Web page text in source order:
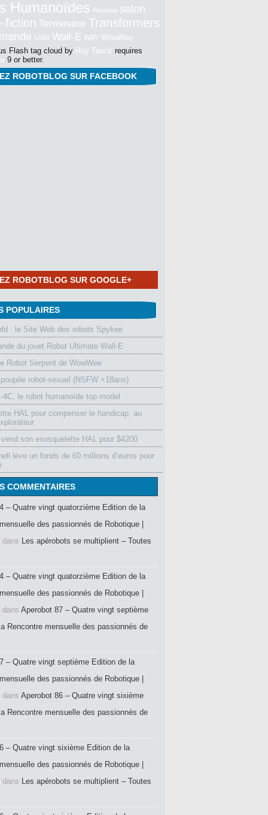
Humanoïdes Roomba salon
fiction Terminator Transformers
Urbi Wall-E WIFI WowWee
Flash tag cloud by Roy Tanck requires
9 or better.
ROBOTBLOG SUR FACEBOOK
ROBOTBLOG SUR GOOGLE+
POPULAIRES
: le Site Web des robots Spykee
du jouet Robot Ultimate Wall-E
Robot Serpent de WowWee
robot-sexuel (NSFW +18ans)
4C, le robot humanoïde top model
HAL pour compenser le handicap, au
son exosquelette HAL pour $4200
lève un fonds de 60 millions d’euros pour
COMMENTAIRES
– Quatre vingt quatorzième Edition de la
des passionnés de Robotique |
dans Les apérobots se multiplient – Toutes
– Quatre vingt quatorzième Edition de la
des passionnés de Robotique |
dans Aperobot 87 – Quatre vingt septième
Rencontre mensuelle des passionnés de
– Quatre vingt septième Edition de la
des passionnés de Robotique |
dans Aperobot 86 – Quatre vingt sixième
Rencontre mensuelle des passionnés de
– Quatre vingt sixième Edition de la
des passionnés de Robotique |
dans Les apérobots se multiplient – Toutes